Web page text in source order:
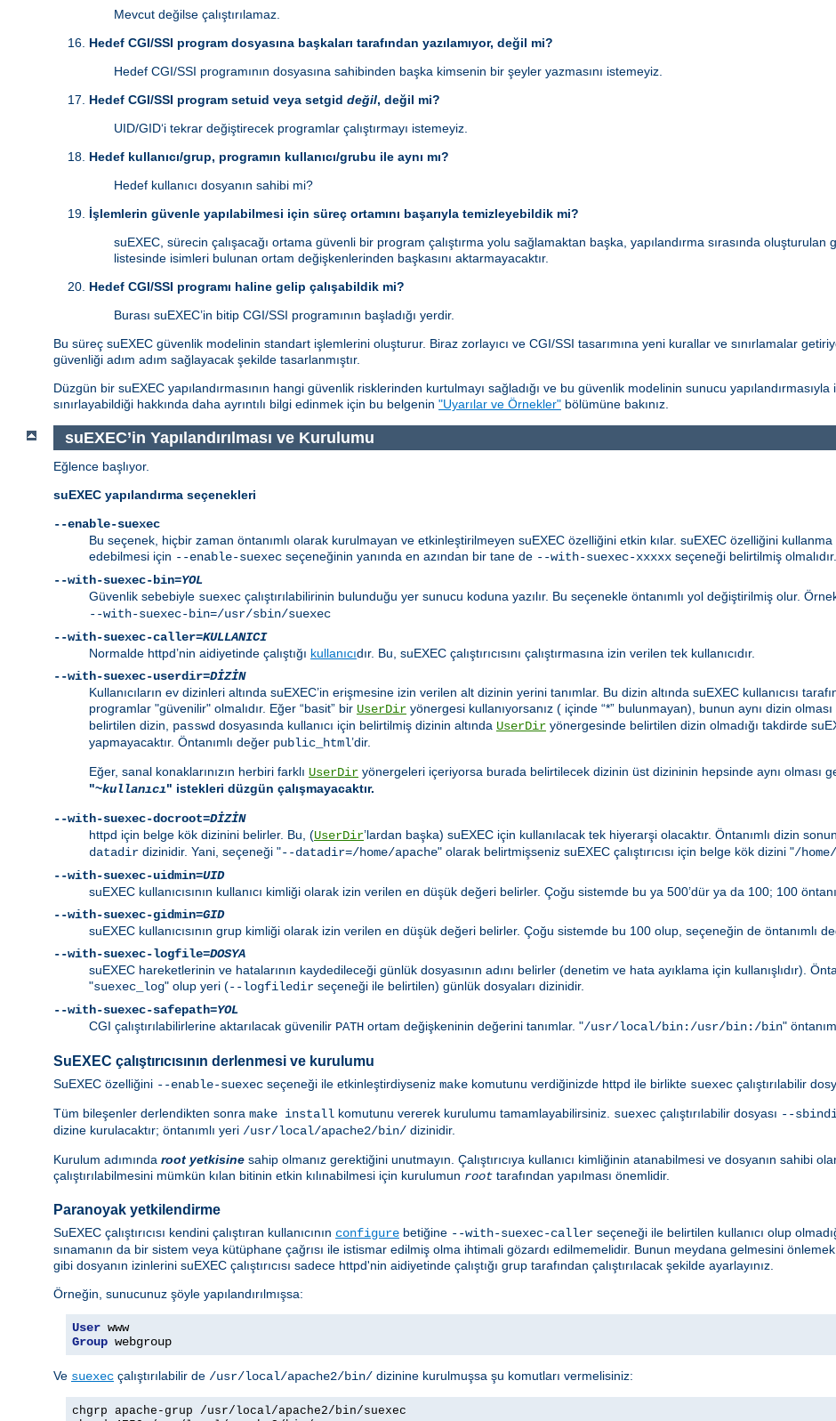
Mevcut değilse çalıştırılamaz.
Hedef CGI/SSI program dosyasına başkaları tarafından yazılamıyor, değil mi?
Hedef CGI/SSI programının dosyasına sahibinden başka kimsenin bir şeyler yazmasını istemeyiz.
Hedef CGI/SSI program setuid veya setgid değil, değil mi?
UID/GID‘i tekrar değiştirecek programlar çalıştırmayı istemeyiz.
Hedef kullanıcı/grup, programın kullanıcı/grubu ile aynı mı?
Hedef kullanıcı dosyanın sahibi mi?
İşlemlerin güvenle yapılabilmesi için süreç ortamını başarıyla temizleyebildik mi?
suEXEC, sürecin çalışacağı ortama güvenli bir program çalıştırma yolu sağlamaktan başka, yapılandırma sırasında
listesinde isimleri bulunan ortam değişkenlerinden başkasını aktarmayacaktır.
Hedef CGI/SSI programı haline gelip çalışabildik mi?
Burası suEXEC’in bitip CGI/SSI programının başladığı yerdir.
Bu süreç suEXEC güvenlik modelinin standart işlemlerini oluşturur. Biraz zorlayıcı ve CGI/SSI tasarımına yeni kurallar ve sınırlamalar
güvenliği adım adım sağlayacak şekilde tasarlanmıştır.
Düzgün bir suEXEC yapılandırmasının hangi güvenlik risklerinden kurtulmayı sağladığı ve bu güvenlik modelinin sunucu yapılandırmasıyla
sınırlayabildiği hakkında daha ayrıntılı bilgi edinmek için bu belgenin "Uyarılar ve Örnekler" bölümüne bakınız.
suEXEC’in Yapılandırılması ve Kurulumu
Eğlence başlıyor.
suEXEC yapılandırma seçenekleri
--enable-suexec
Bu seçenek, hiçbir zaman öntanımlı olarak kurulmayan ve etkinleştirilmeyen suEXEC özelliğini etkin kılar. suEXEC özelliğini kullanma
edebilmesi için --enable-suexec seçeneğinin yanında en azından bir tane de --with-suexec-xxxxx seçeneği belirtilmiş olmalıdır.
--with-suexec-bin=YOL
Güvenlik sebebiyle suexec çalıştırılabilirinin bulunduğu yer sunucu koduna yazılır. Bu seçenekle öntanımlı yol değiştirilmiş olur.
--with-suexec-bin=/usr/sbin/suexec
--with-suexec-caller=KULLANICI
Normalde httpd’nin aidiyetinde çalıştığı kullanıcıdır. Bu, suEXEC çalıştırıcısını çalıştırmasına izin verilen tek kullanıcıdır.
--with-suexec-userdir=DİZİN
Kullanıcıların ev dizinleri altında suEXEC’in erişmesine izin verilen alt dizinin yerini tanımlar. Bu dizin altında suEXEC kullanıcısı
programlar "güvenilir" olmalıdır. Eğer “basit” bir UserDir yönergesi kullanıyorsanız ( içinde “*” bulunmayan), bunun aynı dizin
belirtilen dizin, passwd dosyasında kullanıcı için belirtilmiş dizinin altında UserDir yönergesinde belirtilen dizin olmadığı takdirde
yapmayacaktır. Öntanımlı değer public_html’dir.
Eğer, sanal konaklarınızın herbiri farklı UserDir yönergeleri içeriyorsa burada belirtilecek dizinin üst dizininin hepsinde aynı olması
"~kullanıcı" istekleri düzgün çalışmayacaktır.
--with-suexec-docroot=DİZİN
httpd için belge kök dizinini belirler. Bu, (UserDir’lardan başka) suEXEC için kullanılacak tek hiyerarşi olacaktır. Öntanımlı dizin
datadir dizinidir. Yani, seçeneği "--datadir=/home/apache" olarak belirtmişseniz suEXEC çalıştırıcısı için belge kök dizini "/
--with-suexec-uidmin=UID
suEXEC kullanıcısının kullanıcı kimliği olarak izin verilen en düşük değeri belirler. Çoğu sistemde bu ya 500’dür ya da 100; 100
--with-suexec-gidmin=GID
suEXEC kullanıcısının grup kimliği olarak izin verilen en düşük değeri belirler. Çoğu sistemde bu 100 olup, seçeneğin de öntanımlı
--with-suexec-logfile=DOSYA
suEXEC hareketlerinin ve hatalarının kaydedileceği günlük dosyasının adını belirler (denetim ve hata ayıklama için kullanışlıdır).
"suexec_log" olup yeri (--logfiledir seçeneği ile belirtilen) günlük dosyaları dizinidir.
--with-suexec-safepath=YOL
CGI çalıştırılabilirlerine aktarılacak güvenilir PATH ortam değişkeninin değerini tanımlar. "/usr/local/bin:/usr/bin:/bin"
SuEXEC çalıştırıcısının derlenmesi ve kurulumu
SuEXEC özelliğini --enable-suexec seçeneği ile etkinleştirdiyseniz make komutunu verdiğinizde httpd ile birlikte suexec çalıştırılabilir
Tüm bileşenler derlendikten sonra make install komutunu vererek kurulumu tamamlayabilirsiniz. suexec çalıştırılabilir dosyası --
dizine kurulacaktır; öntanımlı yeri /usr/local/apache2/bin/ dizinidir.
Kurulum adımında root yetkisine sahip olmanız gerektiğini unutmayın. Çalıştırıcıya kullanıcı kimliğinin atanabilmesi ve dosyanın sahibi
çalıştırılabilmesini mümkün kılan bitinin etkin kılınabilmesi için kurulumun root tarafından yapılması önemlidir.
Paranoyak yetkilendirme
SuEXEC çalıştırıcısı kendini çalıştıran kullanıcının configure betiğine --with-suexec-caller seçeneği ile belirtilen kullanıcı olup
sınamanın da bir sistem veya kütüphane çağrısı ile istismar edilmiş olma ihtimali gözardı edilmemelidir. Bunun meydana gelmesini önlemek
gibi dosyanın izinlerini suEXEC çalıştırıcısı sadece httpd'nin aidiyetinde çalıştığı grup tarafından çalıştırılacak şekilde ayarlayınız.
Örneğin, sunucunuz şöyle yapılandırılmışsa:
User
Group webgroup
Ve suexec çalıştırılabilir de /usr/local/apache2/bin/ dizinine kurulmuşsa şu komutları vermelisiniz:
chgrp apache-grup /usr/local/apache2/bin/suexec